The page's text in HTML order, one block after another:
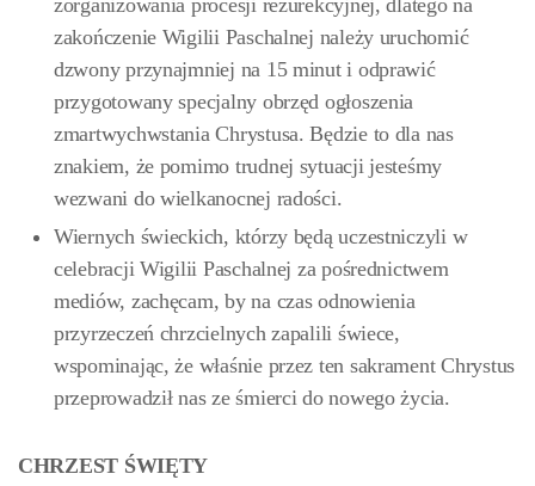
zakończenie Wigilii Paschalnej należy uruchomić
dzwony przynajmniej na 15 minut i odprawić
przygotowany specjalny obrzęd ogłoszenia
zmartwychwstania Chrystusa. Będzie to dla nas
znakiem, że pomimo trudnej sytuacji jesteśmy
wezwani do wielkanocnej radości.
Wiernych świeckich, którzy będą uczestniczyli w
celebracji Wigilii Paschalnej za pośrednictwem
mediów, zachęcam, by na czas odnowienia
przyrzeczeń chrzcielnych zapalili świece,
wspominając, że właśnie przez ten sakrament Chrystus
przeprowadził nas ze śmierci do nowego życia.
CHRZEST ŚWIĘTY